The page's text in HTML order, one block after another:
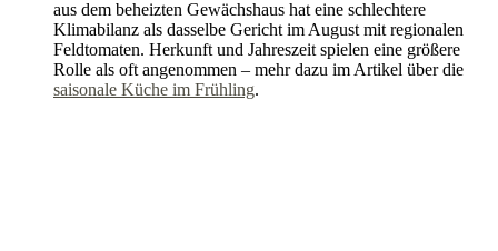
aus dem beheizten Gewächshaus hat eine schlechtere
Klimabilanz als dasselbe Gericht im August mit regionalen
Feldtomaten. Herkunft und Jahreszeit spielen eine größere
Rolle als oft angenommen – mehr dazu im Artikel über die
saisonale Küche im Frühling.